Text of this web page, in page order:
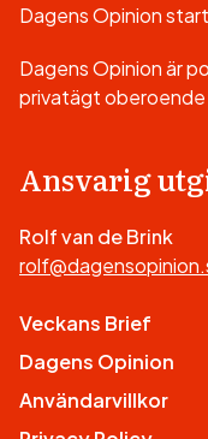
Dagens Opinion
Dagens Opinion är
privatägt oberoende
Ansvarig
Rolf van de Brink
Veckans Brief
Dagens Opinion
Användarvillkor